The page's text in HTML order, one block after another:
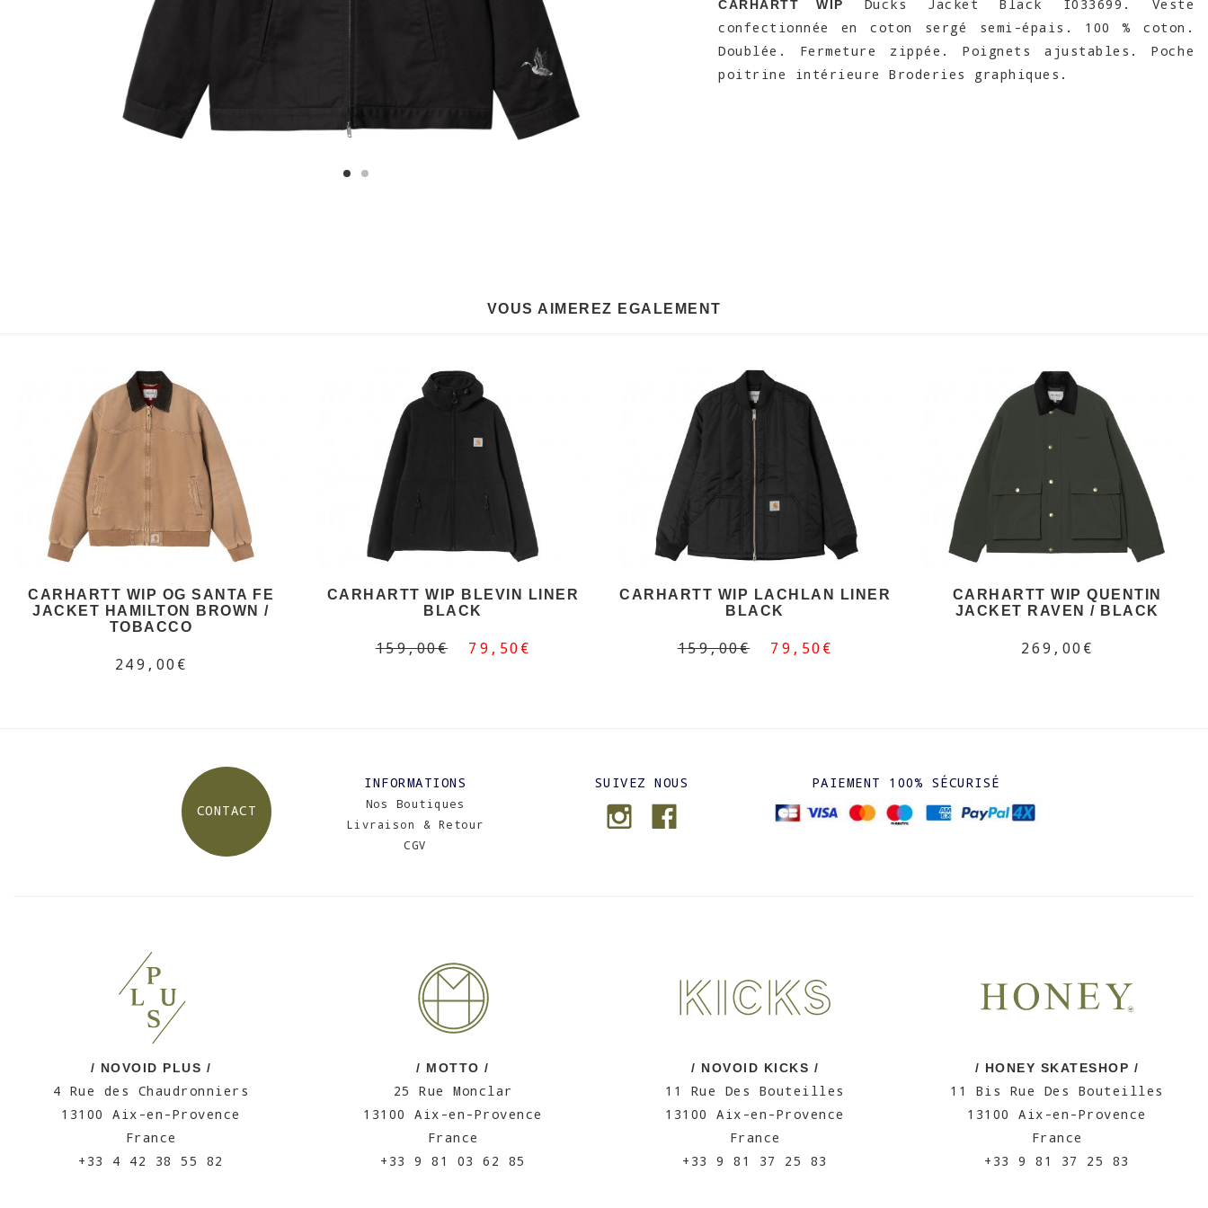
CARHARTT WIP
Ducks Jacket Black I033699. Veste
confectionnée en coton sergé semi-épais. 100 % coton.
Doublée. Fermeture zippée. Poignets ajustables. Poche
poitrine intérieure Broderies graphiques.
VOUS AIMEREZ EGALEMENT
CARHARTT WIP OG SANTA FE
JACKET HAMILTON BROWN /
TOBACCO
249,00€
CARHARTT WIP BLEVIN LINER
BLACK
159,00€ 79,50€
CARHARTT WIP LACHLAN LINER
BLACK
159,00€ 79,50€
CARHARTT WIP QUENTIN
JACKET RAVEN / BLACK
269,00€
CONTACT
INFORMATIONS
Nos Boutiques
Livraison & Retour
CGV
SUIVEZ NOUS PAIEMENT 100% SÉCURISÉ
/ NOVOID PLUS /
4 Rue des Chaudronniers
13100 Aix-en-Provence
France
+33 4 42 38 55 82
/ MOTTO /
25 Rue Monclar
13100 Aix-en-Provence
France
+33 9 81 03 62 85
/ NOVOID KICKS /
11 Rue Des Bouteilles
13100 Aix-en-Provence
France
+33 9 81 37 25 83
/ HONEY SKATESHOP /
11 Bis Rue Des Bouteilles
13100 Aix-en-Provence
France
+33 9 81 37 25 83